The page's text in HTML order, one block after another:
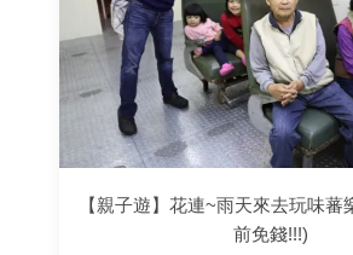
【親子遊】花連~雨天來去玩味蕃
前免錢!!!)